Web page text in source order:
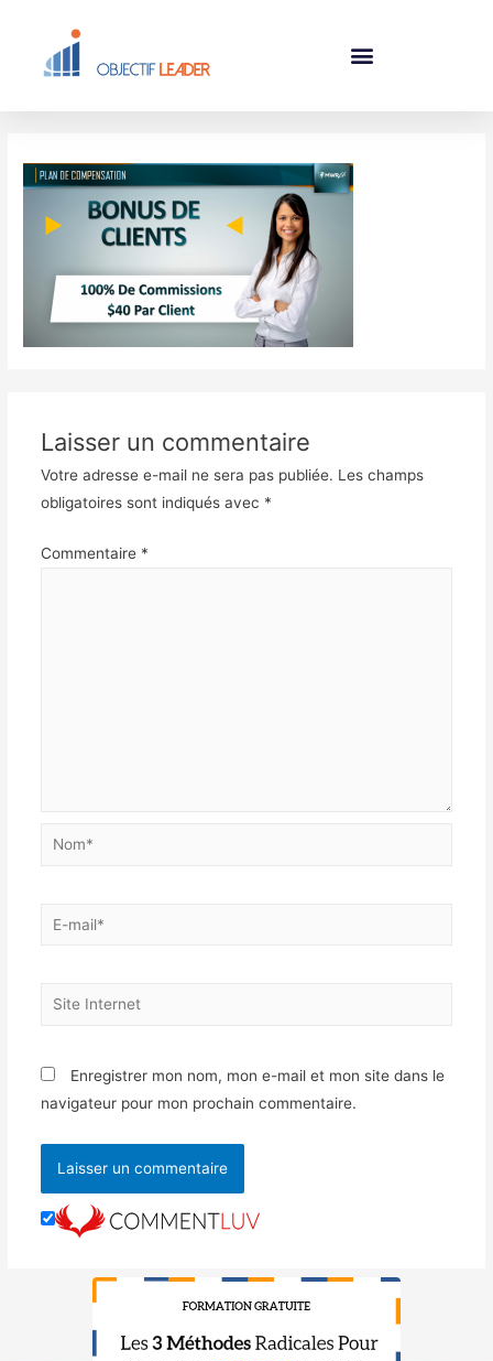
Laisser un commentaire
Votre adresse e-mail ne sera pas publiée. Les champs
obligatoires sont indiqués avec *
Commentaire *
Enregistrer mon nom, mon e-mail et mon site dans le
navigateur pour mon prochain commentaire.